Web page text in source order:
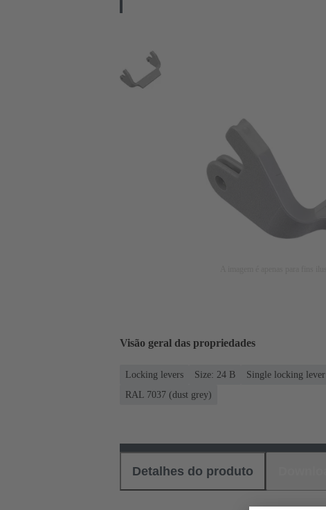
Visão geral das propriedades
Locking levers Size: 24 B Single locking lever
RAL 7037 (dust grey)
Detalhes do produto